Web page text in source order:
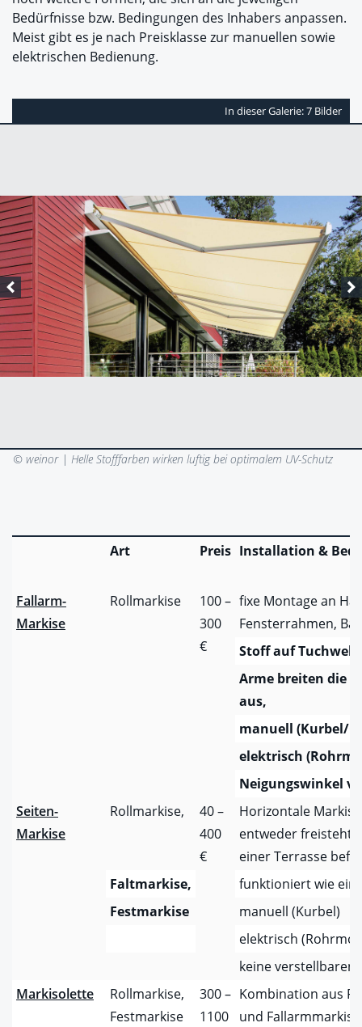
Bedürfnisse bzw. Bedingungen des Inhabers anpassen.
Meist gibt es je nach Preisklasse zur manuellen sowie
elektrischen Bedienung.
In dieser Galerie: 7 Bilder
© weinor | Helle Stofffarben wirken luftig bei optimalem UV-Schutz
Art Preis Installation &
Fallarm-
Markise
Rollmarkise
100 –
300
€
fixe Montage an
Fensterrahmen,
Stoff auf
Arme breiten die
aus,
manuell (Kurbel/
elektrisch
Neigungswinkel
Seiten-
Markise
Rollmarkise,
40 –
400
€
Horizontale
entweder freisteht
einer Terrasse
Faltmarkise,
funktioniert wie ein
Festmarkise
manuell (Kurbel)
elektrisch
keine verstellbaren
Markisolette
Rollmarkise,
Festmarkise
300 –
1100
Kombination aus
und Fallarmmarkise